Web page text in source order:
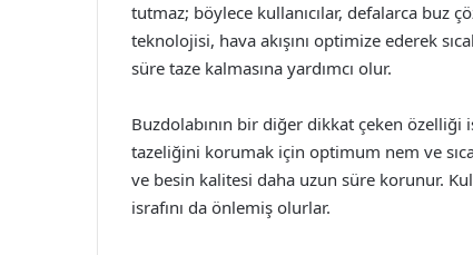
tutmaz; böylece kullanıcılar, defalarca buz
teknolojisi, hava akışını optimize ederek
süre taze kalmasına yardımcı olur.
Buzdolabının bir diğer dikkat çeken özelliği
tazeliğini korumak için optimum nem ve
ve besin kalitesi daha uzun süre korunur.
israfını da önlemiş olurlar.